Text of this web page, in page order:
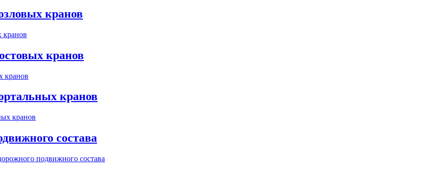
кранов
кранов
кранов
состава